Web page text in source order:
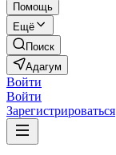
Помощь
Ещё
Поиск
Адагум
Войти
Войти
Зарегистрироваться